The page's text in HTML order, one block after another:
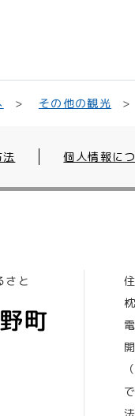
その他の観光
法 個人情報に
さと